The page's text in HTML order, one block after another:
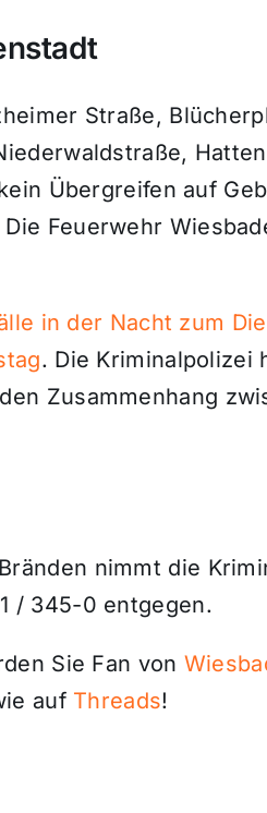
Straße,
Übergreifen auf
Feuerwehr
in der Nacht zum
. Die Kriminalpolizei
Zusammenhang
nimmt die
/ 345-0 entgegen.
Sie Fan von
auf Threads!